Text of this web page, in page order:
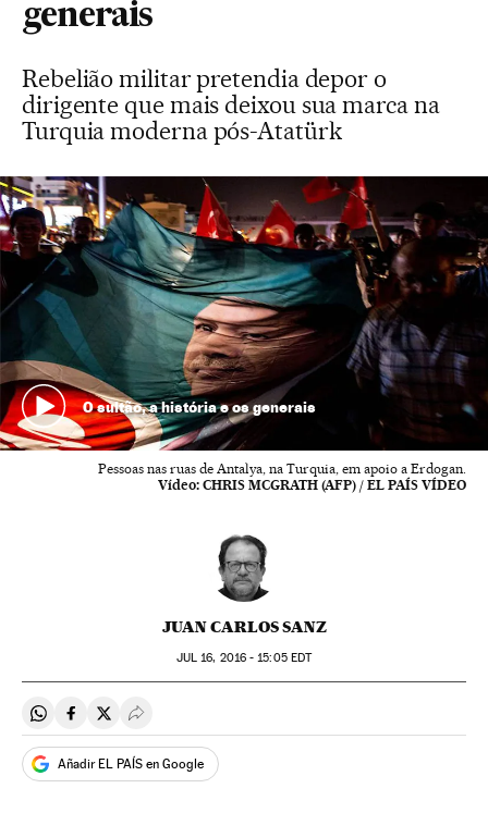
generais
Rebelião militar pretendia depor o
dirigente que mais deixou sua marca na
Turquia moderna pós-Atatürk
O sultão, a história e os generais
Pessoas nas ruas de Antalya, na Turquia, em apoio a Erdogan.
Vídeo: CHRIS MCGRATH (AFP) / EL PAÍS VÍDEO
JUAN CARLOS SANZ
JUL 16, 2016 - 15:05EDT
Compartir en Whatsapp
Compartir en Facebook
Compartir en Twitter
Desplegar Redes Sociales
Añadir EL PAÍS en Google